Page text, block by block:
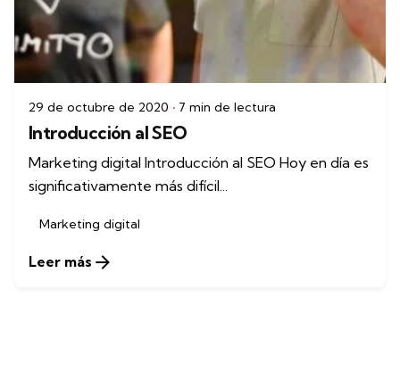
29 de octubre de 2020 7 min de lectura
Introducción al SEO
Marketing digital Introducción al SEO Hoy en día es
significativamente más difícil...
Marketing digital
Leer más